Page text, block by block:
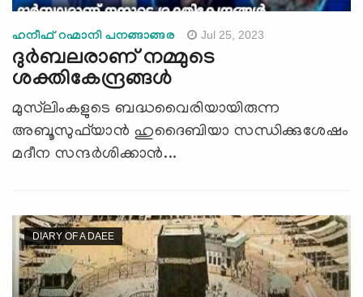
ഹനീഫ് റഹ്മാനി പനങ്ങാങ്ങര Jul 25, 2023
ദുര്‍ബലരാണ് നമ്മുടെ
ശക്തികേന്ദ്രങ്ങള്‍
മുസ്‌ലിംകളുടെ ബദ്ധവൈരിയായിരുന്ന
അബൂസുഫ്‌യാന്‍ ഹുദൈബിയാ സന്ധിക്കുശേഷം
മദീന സന്ദര്‍ശിക്കാന്‍...
DIARY OF A DAEE